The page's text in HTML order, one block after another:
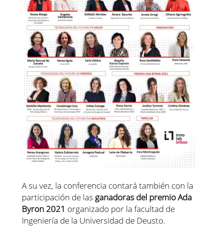
A su vez, la conferencia contará también con la
participación de las ganadoras del premio Ada
Byron 2021 organizado por la facultad de
Ingeniería de la Universidad de Deusto.